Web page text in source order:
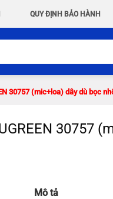
QUY ĐỊNH BẢO HÀNH
30757 (mic+loa) dây dù bọc
30757
Mô tả